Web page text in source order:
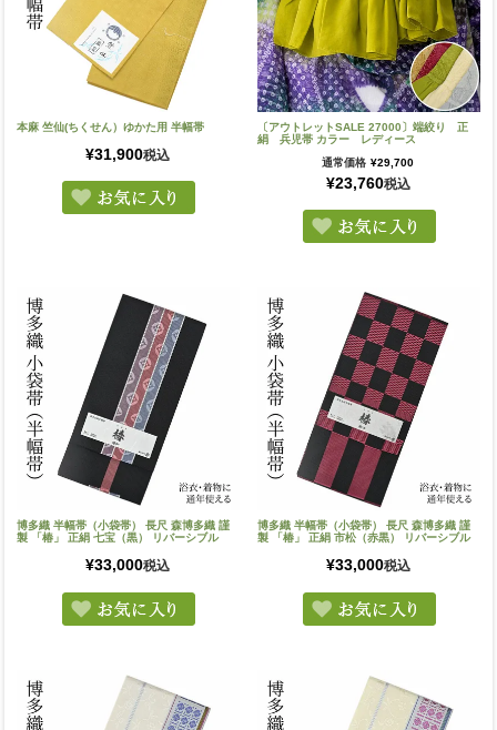
本麻 竺仙(ちくせん）ゆかた用 半幅帯
¥31,900税込
〔アウトレットSALE 27000〕端絞り 正
絹 兵児帯 カラー レディース
通常価格 ¥29,700
¥23,760税込
博多織 半幅帯（小袋帯） 長尺 森博多織 謹
製 「椿」 正絹 七宝（黒） リバーシブル
¥33,000税込
博多織 半幅帯（小袋帯） 長尺 森博多織 謹
製 「椿」 正絹 市松（赤黒） リバーシブル
¥33,000税込